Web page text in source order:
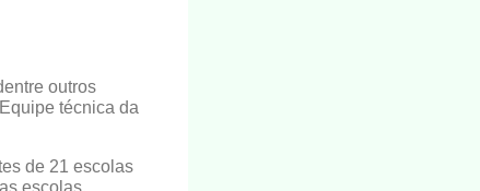
outros
técnica da
de 21 escolas